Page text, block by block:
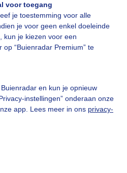
voor toegang
je toestemming voor alle
je voor geen enkel doeleinde
kun je kiezen voor een
“Buienradar Premium” te
en kun je opnieuw
instellingen” onderaan onze
app. Lees meer in ons privacy-